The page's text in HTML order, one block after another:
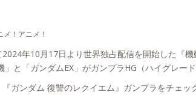
！アニメ！
年10月17日より世界独占配信を開始した『
」と「ガンダムEX」がガンプラHG（ハイグレー
『ガンダム 復讐のレクイエム』ガンプラをチェッ